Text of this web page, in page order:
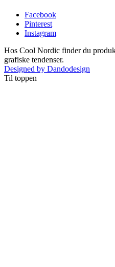
Facebook
Pinterest
Instagram
Hos Cool Nordic finder du
grafiske tendenser.
Designed by Dandodesign
Til toppen